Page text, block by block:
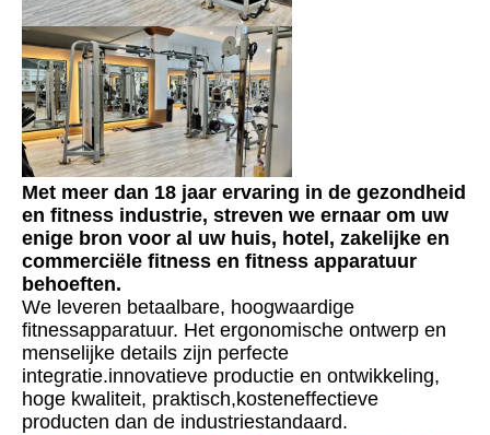
Met meer dan 18 jaar ervaring in de gezondheid
en fitness industrie, streven we ernaar om uw
enige bron voor al uw huis, hotel, zakelijke en
commerciële fitness en fitness apparatuur
behoeften.
We leveren betaalbare, hoogwaardige
fitnessapparatuur. Het ergonomische ontwerp en
menselijke details zijn perfecte
integratie.innovatieve productie en ontwikkeling,
hoge kwaliteit, praktisch,kosteneffectieve
producten dan de industriestandaard.